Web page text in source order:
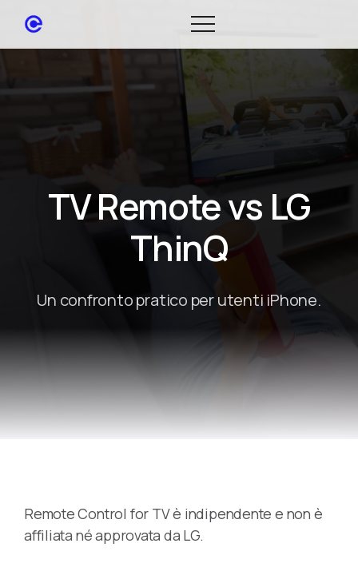
TV Remote vs LG
ThinQ
Un confronto pratico per utenti iPhone.
Remote Control for TV è indipendente e non è
affiliata né approvata da LG.